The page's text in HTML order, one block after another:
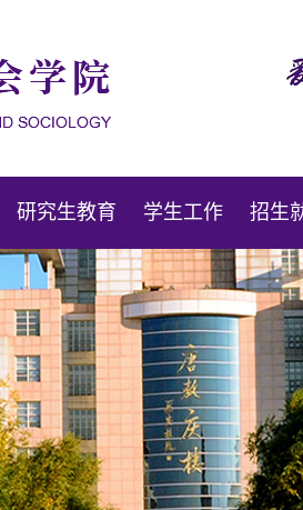
研究生教育 学生工作 招生